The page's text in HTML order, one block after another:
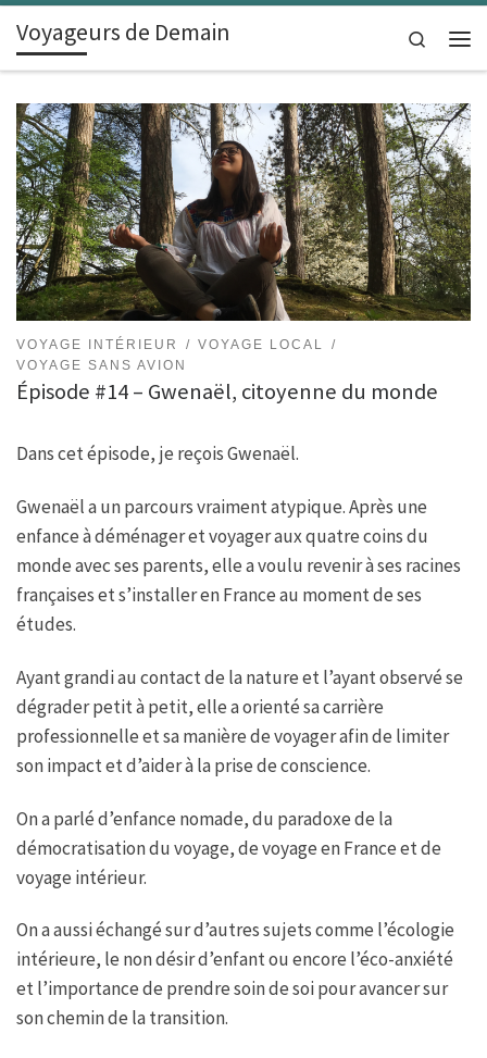
Skip to content
Voyageurs de Demain
Search
VOYAGE INTÉRIEUR
VOYAGE LOCAL
VOYAGE SANS AVION
Épisode #14 – Gwenaël, citoyenne du monde
Dans cet épisode, je reçois Gwenaël.
Gwenaël a un parcours vraiment atypique. Après une
enfance à déménager et voyager aux quatre coins du
monde avec ses parents, elle a voulu revenir à ses racines
françaises et s’installer en France au moment de ses
études.
Ayant grandi au contact de la nature et l’ayant observé se
dégrader petit à petit, elle a orienté sa carrière
professionnelle et sa manière de voyager afin de limiter
son impact et d’aider à la prise de conscience.
On a parlé d’enfance nomade, du paradoxe de la
démocratisation du voyage, de voyage en France et de
voyage intérieur.
On a aussi échangé sur d’autres sujets comme l’écologie
intérieure, le non désir d’enfant ou encore l’éco-anxiété
et l’importance de prendre soin de soi pour avancer sur
son chemin de la transition.